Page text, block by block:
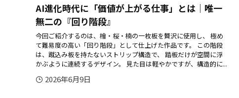
AI進化時代に「価値が上がる仕事」とは｜唯一
無二の『回り階段』
今回ご紹介するのは、檜・桜・楠の一枚板を贅沢に使用し、 極め
て難易度の高い「回り階段」として仕上げた作品です。 この階段
は、蹴込み板を持たないストリップ構造で、 踏板だけが空間に浮
かぶように連続するデザイン。 見た目は軽やかですが、構造的に...
2026年6月9日